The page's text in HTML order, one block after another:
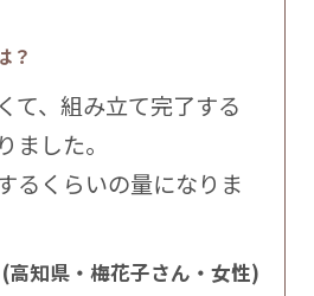
？
て、組み立て完了する
ました。
るくらいの量になりま
(高知県・梅花子さん・女性)